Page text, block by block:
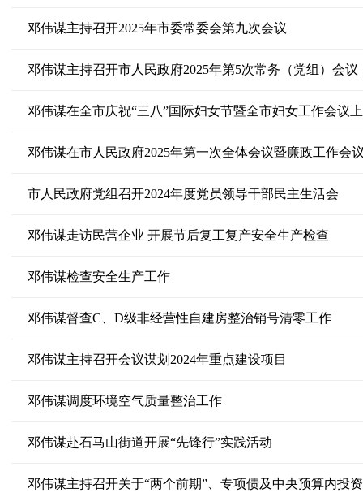
邓伟谋主持召开2025年市委常委会第九次会议
邓伟谋主持召开市人民政府2025年第5次常务（党组）会议
市人民政府党组召开2024年度党员领导干部民主生活会
邓伟谋走访民营企业 开展节后复工复产安全生产检查
邓伟谋检查安全生产工作
邓伟谋督查C、D级非经营性自建房整治销号清零工作
邓伟谋主持召开会议谋划2024年重点建设项目
邓伟谋调度环境空气质量整治工作
邓伟谋赴石马山街道开展“先锋行”实践活动